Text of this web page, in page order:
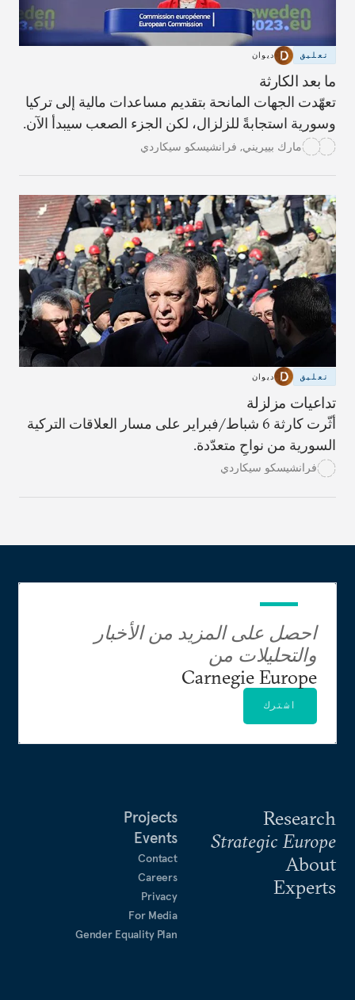
تعليق ديوان
ما بعد الكارثة
تعهّدت الجهات المانحة بتقديم مساعدات مالية إلى تركيا
وسورية استجابةً للزلزال، لكن الجزء الصعب سيبدأ الآن.
مارك بييريني, فرانشيسكو سيكاردي
تعليق ديوان
تداعيات مزلزلة
أثّرت كارثة 6 شباط/فبراير على مسار العلاقات التركية
السورية من نواحٍ متعدّدة.
فرانشيسكو سيكاردي
Research
Strategic Europe
About
Experts
Projects
Events
Contact
Careers
Privacy
For Media
Gender Equality Plan
احصل على المزيد من الأخبار
والتحليلات من
Carnegie Europe
اشترك